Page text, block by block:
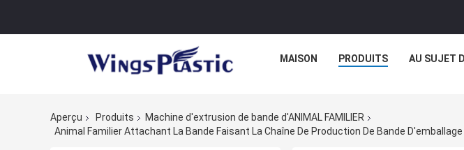
MAISON PRODUITS AU SUJET
Aperçu Produits
Machine d'extrusion de bande d'ANIMAL FAMILIER